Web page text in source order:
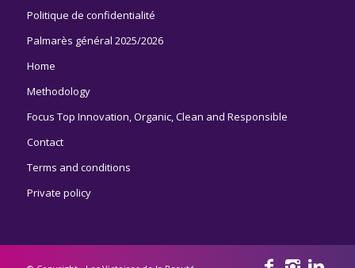
Politique de confidentialité
Palmarès général 2025/2026
Home
Methodology
Focus Top Innovation, Organic, Clean and Responsible
Contact
Terms and conditions
Private policy